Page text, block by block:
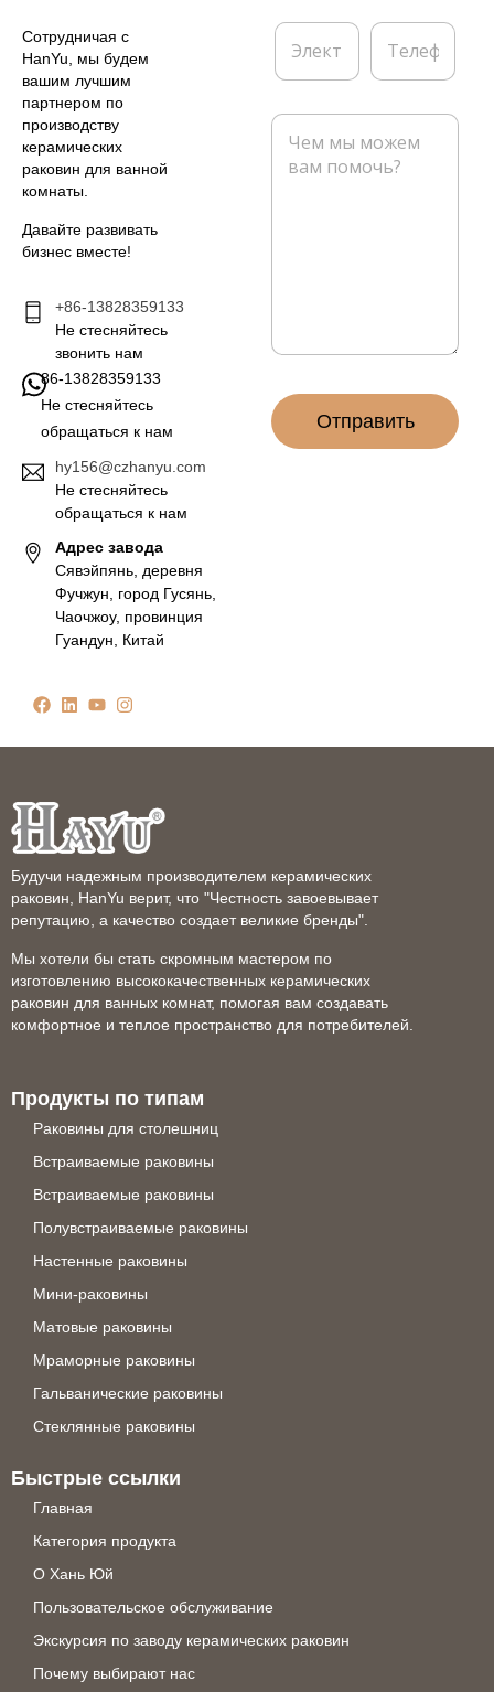
Сотрудничая с
HanYu, мы будем
вашим лучшим
партнером по
производству
керамических
раковин для ванной
комнаты.
Давайте развивать
бизнес вместе!
+86-13828359133
Не стесняйтесь
звонить нам
86-13828359133
Не стесняйтесь
обращаться к нам
hy156@czhanyu.com
Не стесняйтесь
обращаться к нам
Адрес завода
Сявэйпянь, деревня
Фучжун, город Гусянь,
Чаочжоу, провинция
Гуандун, Китай
а
я
Э
е
т
а
Т
л
ф
о
н
С
Отправить
Будучи надежным производителем керамических
раковин, HanYu верит, что "Честность завоевывает
репутацию, а качество создает великие бренды".
Мы хотели бы стать скромным мастером по
изготовлению высококачественных керамических
раковин для ванных комнат, помогая вам создавать
комфортное и теплое пространство для потребителей.
Продукты по типам
Раковины для столешниц
Встраиваемые раковины
Встраиваемые раковины
Полувстраиваемые раковины
Настенные раковины
Мини-раковины
Матовые раковины
Мраморные раковины
Гальванические раковины
Стеклянные раковины
Быстрые ссылки
Главная
Категория продукта
О Хань Юй
Пользовательское обслуживание
Экскурсия по заводу керамических раковин
Почему выбирают нас